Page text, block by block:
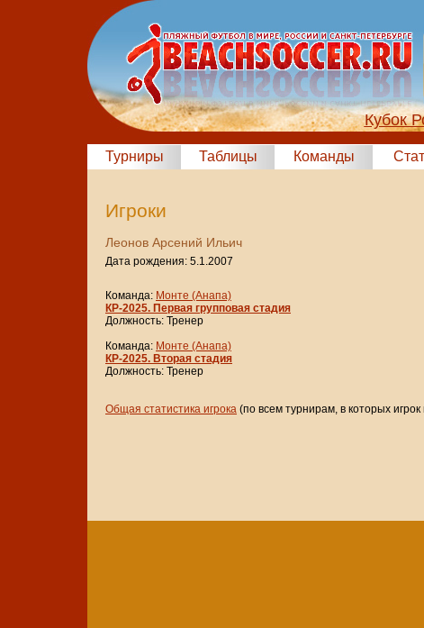
Кубок
Турниры Таблицы Команды
Игроки
Леонов Арсений Ильич
Дата рождения: 5.1.2007
Команда: Монте (Анапа)
КР-2025. Первая групповая стадия
Должность: Тренер
Команда: Монте (Анапа)
КР-2025. Вторая стадия
Должность: Тренер
Общая статистика игрока (по всем турнирам, в которых